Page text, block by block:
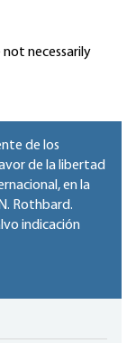
not necessarily
de los
de la libertad
en la
Rothbard.
indicación